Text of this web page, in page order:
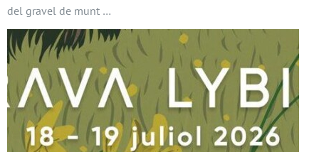
del gravel de munt …